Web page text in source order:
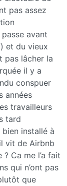
pas assez
avant
et du vieux
pas lâcher la
il y a
conspuer
années
travailleurs
tard
bien installé à
vit de Airbnb
Ca me l’a fait
qui n’ont pas
que